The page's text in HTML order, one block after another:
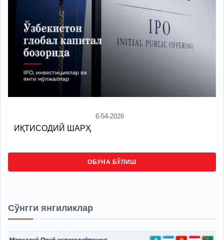
6-54-2026
ИҚТИСОДИЙ ШАРҲ
ОБУНА БЎЛИШ
Сўнгги янгиликлар